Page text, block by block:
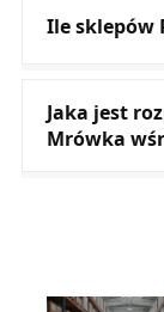
Ile sklepów
Jaka jest
Mrówka